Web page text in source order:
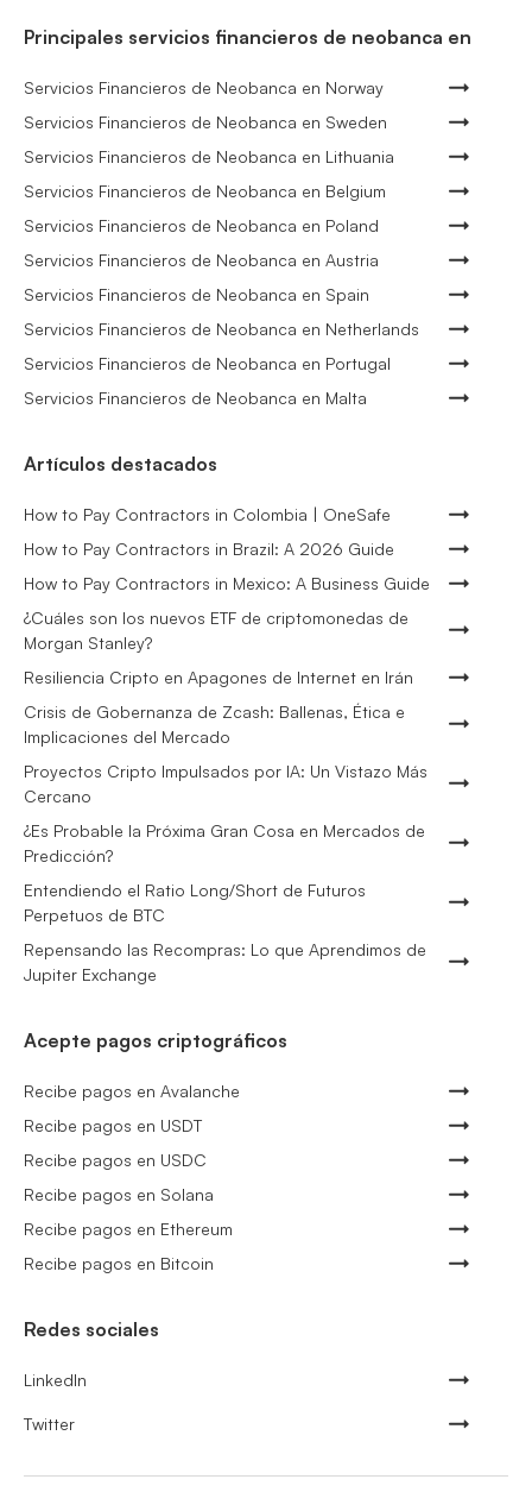
Principales servicios financieros de neobanca en
Servicios Financieros de Neobanca en Norway
Servicios Financieros de Neobanca en Sweden
Servicios Financieros de Neobanca en Lithuania
Servicios Financieros de Neobanca en Belgium
Servicios Financieros de Neobanca en Poland
Servicios Financieros de Neobanca en Austria
Servicios Financieros de Neobanca en Spain
Servicios Financieros de Neobanca en Netherlands
Servicios Financieros de Neobanca en Portugal
Servicios Financieros de Neobanca en Malta
Artículos destacados
How to Pay Contractors in Colombia | OneSafe
How to Pay Contractors in Brazil: A 2026 Guide
How to Pay Contractors in Mexico: A Business Guide
¿Cuáles son los nuevos ETF de criptomonedas de
Morgan Stanley?
Resiliencia Cripto en Apagones de Internet en Irán
Crisis de Gobernanza de Zcash: Ballenas, Ética e
Implicaciones del Mercado
Proyectos Cripto Impulsados por IA: Un Vistazo Más
Cercano
¿Es Probable la Próxima Gran Cosa en Mercados de
Predicción?
Entendiendo el Ratio Long/Short de Futuros
Perpetuos de BTC
Repensando las Recompras: Lo que Aprendimos de
Jupiter Exchange
Acepte pagos criptográficos
Recibe pagos en Avalanche
Recibe pagos en USDT
Recibe pagos en USDC
Recibe pagos en Solana
Recibe pagos en Ethereum
Recibe pagos en Bitcoin
Redes sociales
LinkedIn
Twitter